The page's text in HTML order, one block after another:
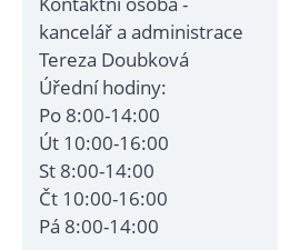
kancelář a administrace
Tereza Doubková
Úřední hodiny:
Po 8:00-14:00
Út 10:00-16:00
St 8:00-14:00
Čt 10:00-16:00
Pá 8:00-14:00